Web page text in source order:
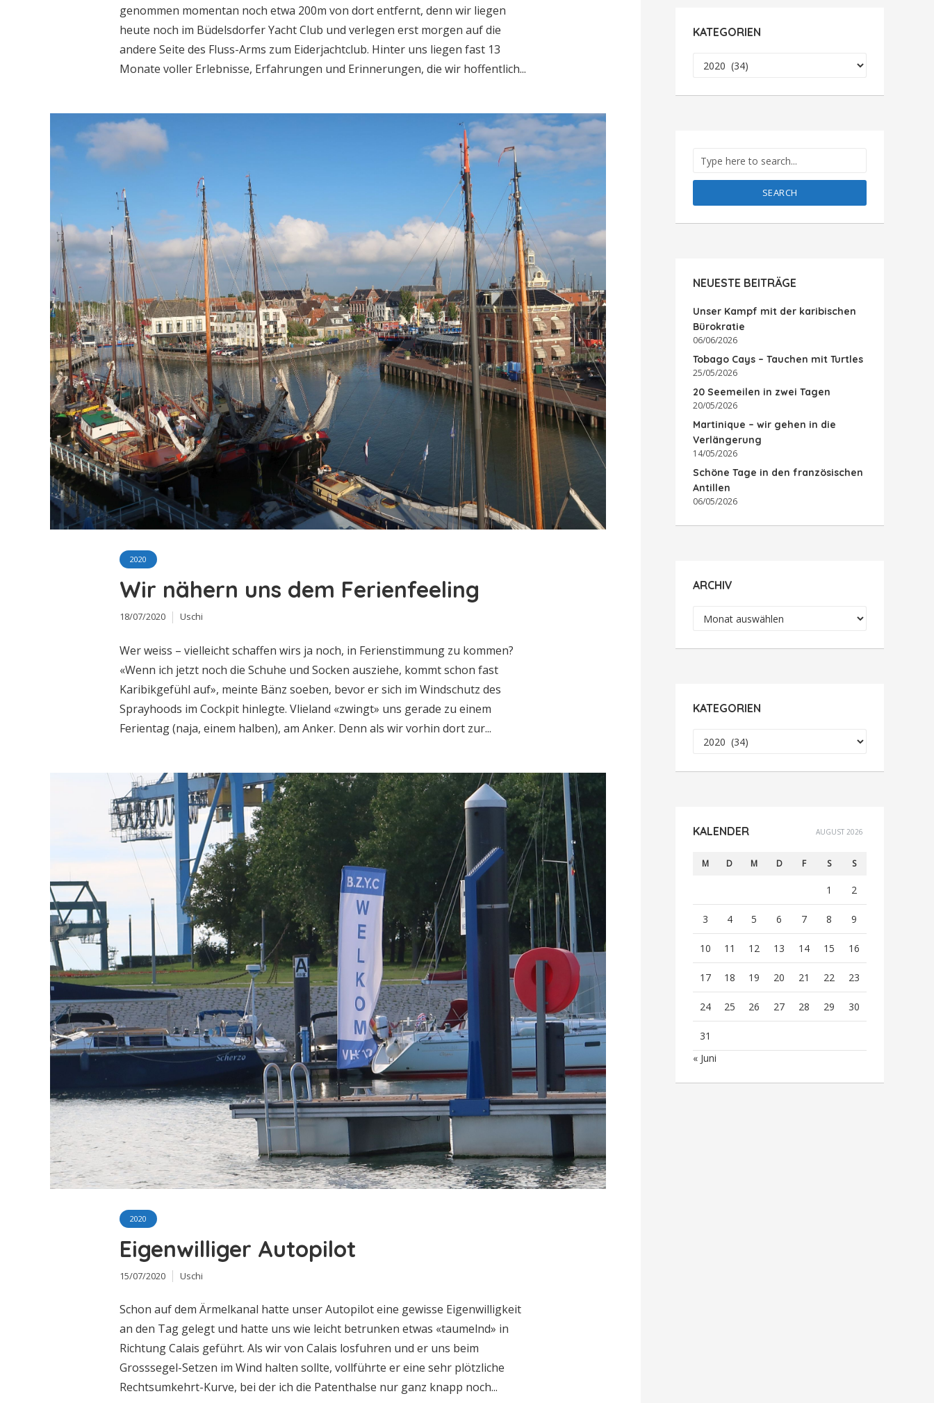
genommen momentan noch etwa 200m von dort entfernt, denn wir liegen
heute noch im Büdelsdorfer Yacht Club und verlegen erst morgen auf die
andere Seite des Fluss-Arms zum Eiderjachtclub. Hinter uns liegen fast 13
Monate voller Erlebnisse, Erfahrungen und Erinnerungen, die wir hoffentlich...
2020
Wir nähern uns dem Ferienfeeling
18/07/2020 Uschi
Wer weiss – vielleicht schaffen wirs ja noch, in Ferienstimmung zu kommen?
«Wenn ich jetzt noch die Schuhe und Socken ausziehe, kommt schon fast
Karibikgefühl auf», meinte Bänz soeben, bevor er sich im Windschutz des
Sprayhoods im Cockpit hinlegte. Vlieland «zwingt» uns gerade zu einem
Ferientag (naja, einem halben), am Anker. Denn als wir vorhin dort zur...
2020
Eigenwilliger Autopilot
15/07/2020 Uschi
Schon auf dem Ärmelkanal hatte unser Autopilot eine gewisse Eigenwilligkeit
an den Tag gelegt und hatte uns wie leicht betrunken etwas «taumelnd» in
Richtung Calais geführt. Als wir von Calais losfuhren und er uns beim
Grosssegel-Setzen im Wind halten sollte, vollführte er eine sehr plötzliche
Rechtsumkehrt-Kurve, bei der ich die Patenthalse nur ganz knapp noch...
KATEGORIEN
SEARCH
NEUESTE BEITRÄGE
Unser Kampf mit der karibischen
Bürokratie
06/06/2026
Tobago Cays – Tauchen mit Turtles
25/05/2026
20 Seemeilen in zwei Tagen
20/05/2026
Martinique – wir gehen in die
Verlängerung
14/05/2026
Schöne Tage in den französischen
Antillen
06/05/2026
ARCHIV
Archiv
KATEGORIEN
KALENDER AUGUST 2026
M D M D F S S
1 2
3 4 5 6 7 8 9
10 11 12 13 14 15 16
17 18 19 20 21 22 23
24 25 26 27 28 29 30
31
« Juni